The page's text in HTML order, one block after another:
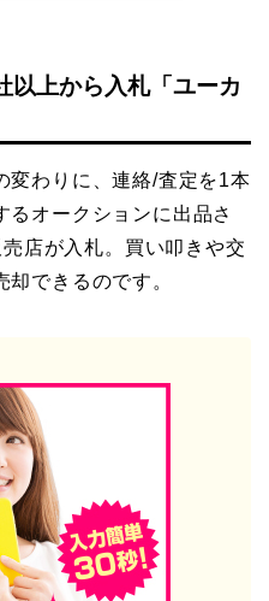
以上から入札「ユーカ
変わりに、連絡/査定を1本
るオークションに出品さ
店が入札。買い叩きや交
できるのです。